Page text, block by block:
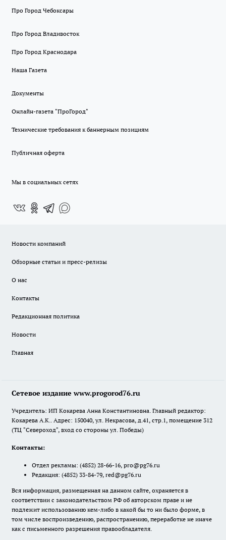
Про Город Чебоксары
Про Город Владивосток
Про Город Краснодара
Наша Газета
Документы
Онлайн-газета "ПроГород"
Технические требования к баннерным позициям
Публичная оферта
Мы в социальных сетях
Новости компаний
Обзорные статьи и пресс-релизы
О нас
Контакты
Редакционная политика
Новости
Главная
Сетевое издание www.progorod76.ru
Учредитель: ИП Кокарева Анна Константиновна. Главный редактор:
Кокарева А.К.. Адрес: 150040, ул. Некрасова, д.41, стр.1, помещение 312
(ТЦ "Североход", вход со стороны ул. Победы)
Контакты:
Отдел рекламы: (4852) 28-66-16, pro@pg76.ru
Редакция: (4852) 33-84-79, red@pg76.ru
Вся информация, размещенная на данном сайте, охраняется в
соответствии с законодательством РФ об авторском праве и не
подлежит использованию кем-либо в какой бы то ни было форме, в
том числе воспроизведению, распространению, переработке не иначе
как с письменного разрешения правообладателя.